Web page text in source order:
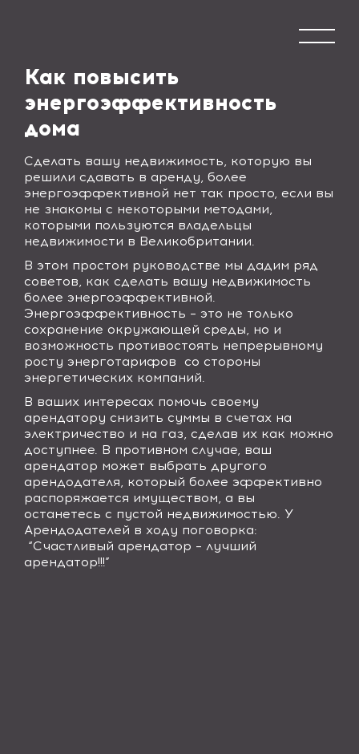
Как повысить
энергоэффективность
дома
Сделать вашу недвижимость, которую вы
решили сдавать в аренду, более
энергоэффективной нет так просто, если вы
не знакомы с некоторыми методами,
которыми пользуются владельцы
недвижимости в Великобритании.
В этом простом руководстве мы дадим ряд
советов, как сделать вашу недвижимость
более энергоэффективной.
Энергоэффективность – это не только
сохранение окружающей среды, но и
возможность противостоять непрерывному
росту энерготарифов со стороны
энергетических компаний.
В ваших интересах помочь своему
арендатору снизить суммы в счетах на
электричество и на газ, сделав их как можно
доступнее. В противном случае, ваш
арендатор может выбрать другого
арендодателя, который более эффективно
распоряжается имуществом, а вы
останетесь с пустой недвижимостью. У
Арендодателей в ходу поговорка:
“Счастливый арендатор – лучший
арендатор!!!”